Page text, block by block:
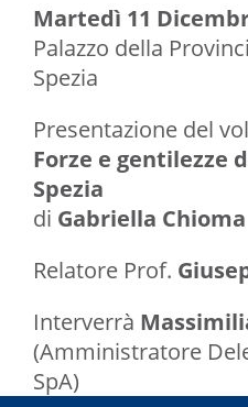
Martedì 11
Palazzo della
Spezia
Presentazione del
Forze e gentilezze
Spezia
di Gabriella Chioma
Relatore Prof.
Interverrà
(Amministratore
SpA)